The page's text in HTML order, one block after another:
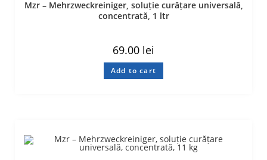
Mzr – Mehrzweckreiniger, soluție curățare universală,
concentrată, 1 ltr
69.00 lei
Add to cart